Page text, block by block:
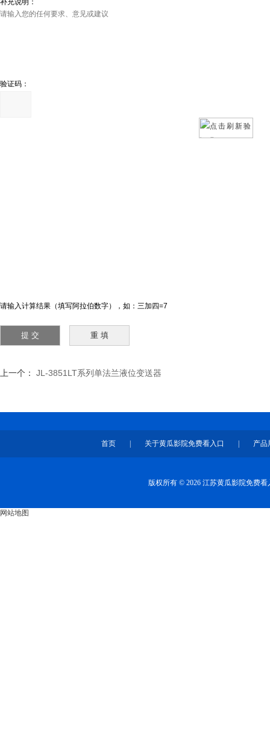
补充说明：
验证码：
请输入计算结果（填写阿拉伯数字），如：三加四=7
上一个： JL-3851LT系列单法兰液位变送器
首页 关于黄瓜影院免费看入口 产品
版权所有 © 2026 江苏黄瓜影院免费
网站地图